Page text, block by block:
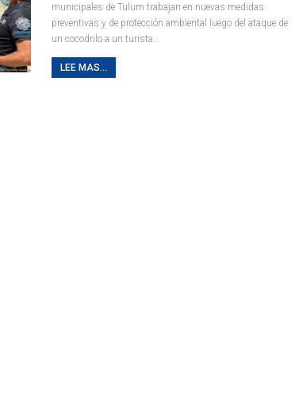
municipales de Tulum trabajan en nuevas medidas
preventivas y de protección ambiental luego del ataque de
un cocodrilo a un turista
LEE MAS...